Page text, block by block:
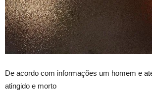
De acordo com informações um homem e
atingido e morto